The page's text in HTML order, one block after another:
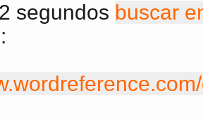
segundos buscar